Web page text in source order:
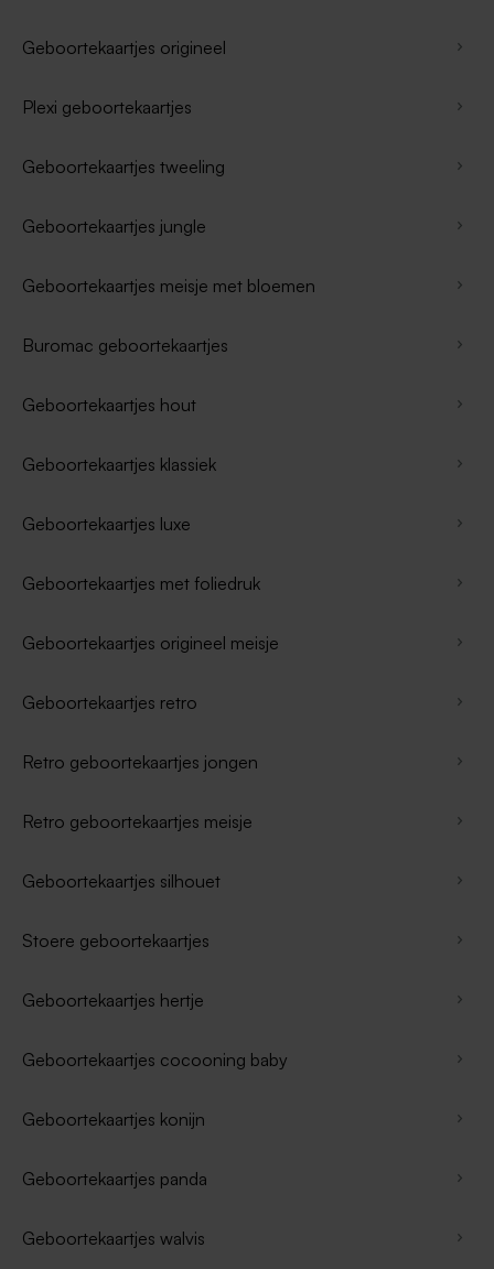
Geboortekaartjes origineel
Plexi geboortekaartjes
Geboortekaartjes tweeling
Geboortekaartjes jungle
Geboortekaartjes meisje met bloemen
Buromac geboortekaartjes
Geboortekaartjes hout
Geboortekaartjes klassiek
Geboortekaartjes luxe
Geboortekaartjes met foliedruk
Geboortekaartjes origineel meisje
Geboortekaartjes retro
Retro geboortekaartjes jongen
Retro geboortekaartjes meisje
Geboortekaartjes silhouet
Stoere geboortekaartjes
Geboortekaartjes hertje
Geboortekaartjes cocooning baby
Geboortekaartjes konijn
Geboortekaartjes panda
Geboortekaartjes walvis